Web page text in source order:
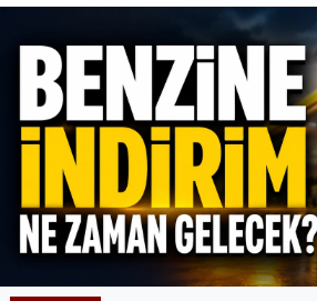
Kültür & Sanat
Sağlık
Siyaset
Teknoloji